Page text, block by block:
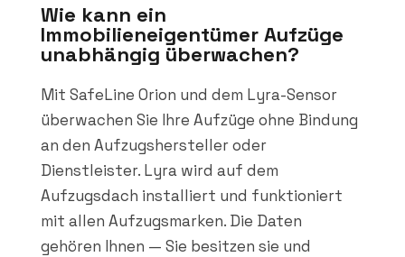
Wie kann ein
Immobilieneigentümer Aufzüge
unabhängig überwachen?
Mit SafeLine Orion und dem Lyra-Sensor
überwachen Sie Ihre Aufzüge ohne Bindung
an den Aufzugshersteller oder
Dienstleister. Lyra wird auf dem
Aufzugsdach installiert und funktioniert
mit allen Aufzugsmarken. Die Daten
gehören Ihnen — Sie besitzen sie und